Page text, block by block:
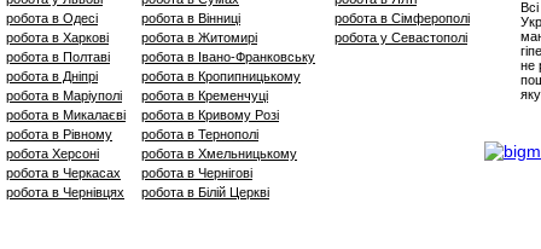
робота в Одесі
робота в Харкові
робота в Полтаві
робота в Дніпрі
робота в Маріуполі
робота в Микалаєві
робота в Рівному
робота Херсоні
робота в Черкасах
робота в Чернівцях
робота в Вінниці
робота в Житомирі
робота в Івано-Франковську
робота в Кропипницькому
робота в Кременчуці
робота в Кривому Розі
робота в Тернополі
робота в Хмельницькому
робота в Чернігові
робота в Білій Церкві
робота в Сімферополі
робота у Севастополі
не